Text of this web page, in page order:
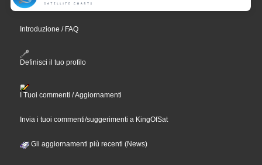
Introduzione / FAQ
Definisci il tuo profilo
I Tuoi commenti / Aggiornamenti
Invia i tuoi commenti/suggerimenti a KingOfSat
Gli aggiornamenti più recenti (News)